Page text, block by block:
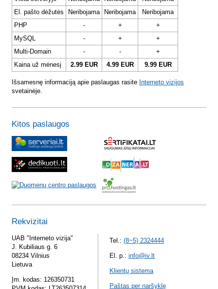
El. pašto dėžutės
Neribojama Neribojama
Neribojama
PHP
- +
+
MySQL
- +
+
Multi-Domain
- -
+
Kaina už mėnesį
2.99 EUR 4.99 EUR 9.99 EUR
Išsamesnę informaciją apie paslaugas rasite Interneto vizijos
svetainėje.
Kitos paslaugos
Rekvizitai
UAB "Interneto vizija"
J. Kubiliaus g. 6
08234 Vilnius
Lietuva
Įm. kodas: 126350731
Tel.: (8~5) 2324444
El. p.: info@iv.lt
Klientų sistema
Paštas per naršyklę